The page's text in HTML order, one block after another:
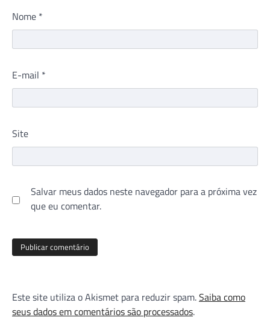
Nome *
E-mail *
Site
Salvar meus dados neste navegador para a próxima vez
que eu comentar.
Este site utiliza o Akismet para reduzir spam.Saiba como
seus dados em comentários são processados.